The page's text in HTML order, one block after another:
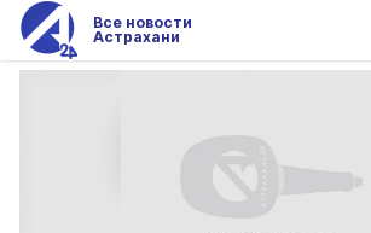
Все новости
Астрахани